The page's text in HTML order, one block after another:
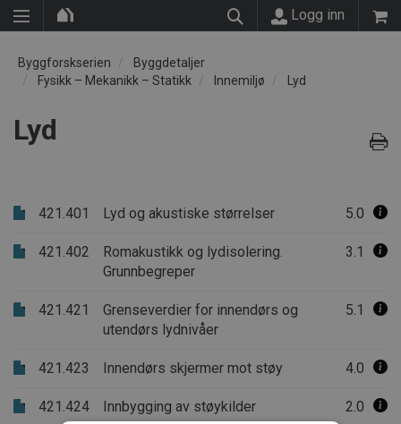
Logg inn
Byggforskserien
Byggdetaljer
Fysikk – Mekanikk – Statikk
Innemiljø Lyd
Lyd
421.401 Lyd og akustiske størrelser 5.0
421.402
Romakustikk og lydisolering.
Grunnbegreper
3.1
421.421
Grenseverdier for innendørs og
utendørs lydnivåer
5.1
421.423 Innendørs skjermer mot støy 4.0
421.424 Innbygging av støykilder 2.0